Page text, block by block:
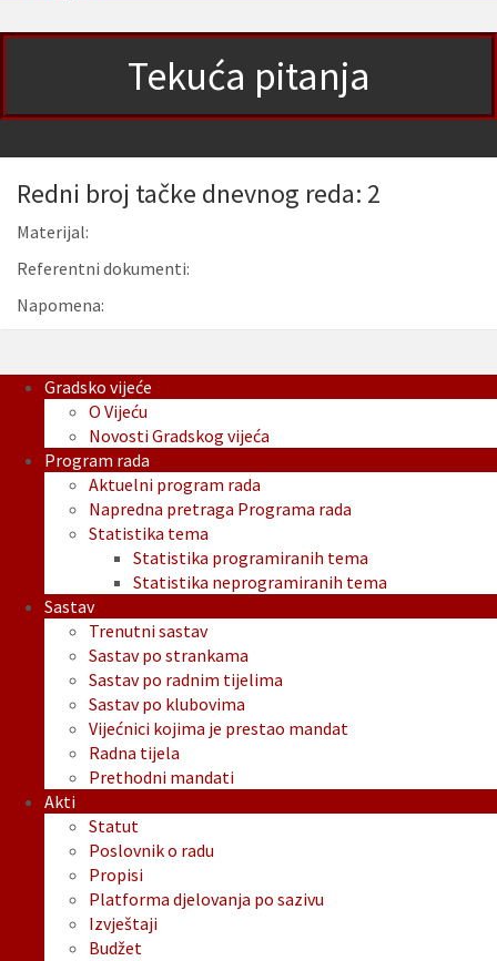
Tekuća pitanja
Redni broj tačke dnevnog reda: 2
Materijal:
Referentni dokumenti:
Napomena:
Gradsko vijeće
O Vijeću
Novosti Gradskog vijeća
Program rada
Aktuelni program rada
Napredna pretraga Programa rada
Statistika tema
Statistika programiranih tema
Statistika neprogramiranih tema
Sastav
Trenutni sastav
Sastav po strankama
Sastav po radnim tijelima
Sastav po klubovima
Vijećnici kojima je prestao mandat
Radna tijela
Prethodni mandati
Akti
Statut
Poslovnik o radu
Propisi
Platforma djelovanja po sazivu
Izvještaji
Budžet